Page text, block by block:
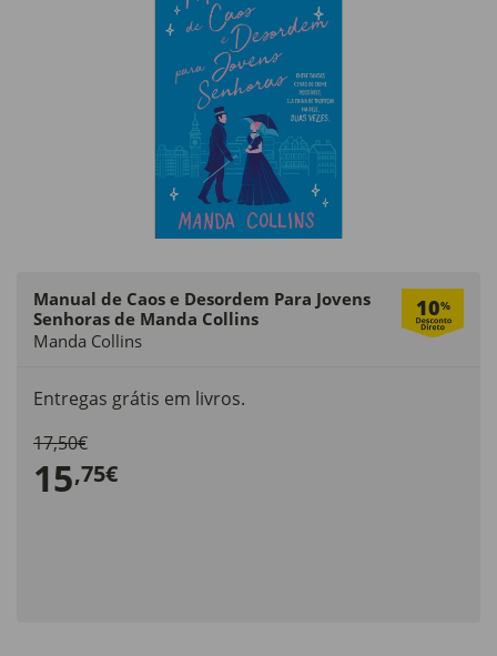
Manual de Caos e Desordem Para Jovens
Senhoras de Manda Collins
10%
Manda Collins
Entregas grátis em livros.
17,50€
15,75€